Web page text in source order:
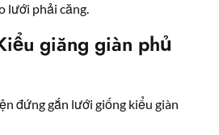
lưới phải căng.
giăng giàn phủ
đứng gắn lưới giống kiểu giàn